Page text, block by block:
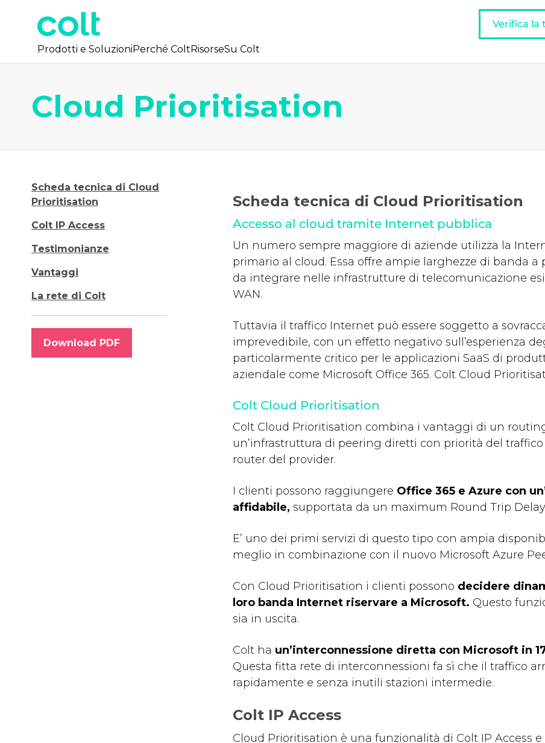
Prodotti e SoluzioniPerché ColtRisorseSu Colt
Verifica la
Cloud Prioritisation
Scheda tecnica di Cloud
Prioritisation
Colt IP Access
Testimonianze
Vantaggi
La rete di Colt
Download PDF
Scheda tecnica di Cloud Prioritisation
Accesso al cloud tramite Internet pubblica
Un numero sempre maggiore di aziende utilizza la
primario al cloud. Essa offre ampie larghezze di banda a
da integrare nelle infrastrutture di telecomunicazione
WAN.
Tuttavia il traffico Internet può essere soggetto a
imprevedibile, con un effetto negativo sull’esperienza
particolarmente critico per le applicazioni SaaS di
aziendale come Microsoft Office 365. Colt Cloud
Colt Cloud Prioritisation
Colt Cloud Prioritisation combina i vantaggi di un
un’infrastruttura di peering diretti con priorità del
router del provider.
I clienti possono raggiungere Office 365 e Azure con
affidabile, supportata da un maximum Round Trip
E’ uno dei primi servizi di questo tipo con ampia
meglio in combinazione con il nuovo Microsoft Azure
Con Cloud Prioritisation i clienti possono decidere
loro banda Internet riservare a Microsoft. Questo
sia in uscita.
Colt ha un’interconnessione diretta con Microsoft in
Questa fitta rete di interconnessioni fa sì che il traffico
rapidamente e senza inutili stazioni intermedie.
Colt IP Access
Cloud Prioritisation è una funzionalità di Colt IP Access